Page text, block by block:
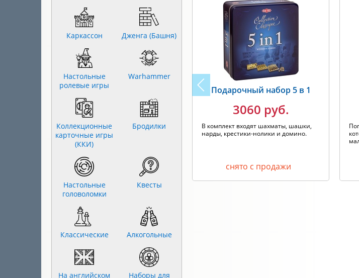
Подарочный набор 5 в 1
3060 руб.
В комплект входят шахматы, шашки,
нарды, крестики-нолики и домино.
снято с продажи
Каркассон Дженга (Башня)
Настольные
ролевые игры
Warhammer
Коллекционные
карточные игры
(ККИ)
Бродилки
Настольные
головоломки
Квесты
Классические Алкогольные
На английском
Наборы для